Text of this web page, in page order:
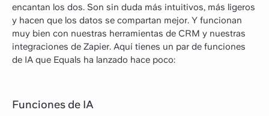
encantan los dos. Son sin duda más intuitivos, más ligeros
y hacen que los datos se compartan mejor. Y funcionan
muy bien con nuestras herramientas de CRM y nuestras
integraciones de Zapier. Aquí tienes un par de funciones
de IA que Equals ha lanzado hace poco:
Funciones de IA